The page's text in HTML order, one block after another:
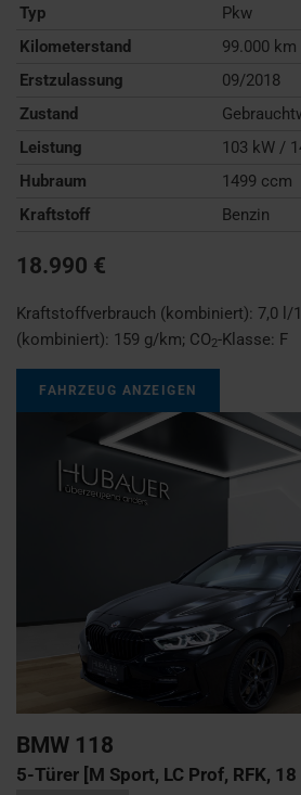
Typ
Pkw
Kilometerstand
99.000 km
Erstzulassung
09/2018
Zustand
Leistung
103 kW /
Hubraum
1499 ccm
Kraftstoff
Benzin
18.990 €
Kraftstoffverbrauch (kombiniert): 7,0 l/
(kombiniert): 159 g/km; CO2-Klasse: F
FAHRZEUG ANZEIGEN
BMW 118
5-Türer [M Sport, LC Prof, RFK, 18